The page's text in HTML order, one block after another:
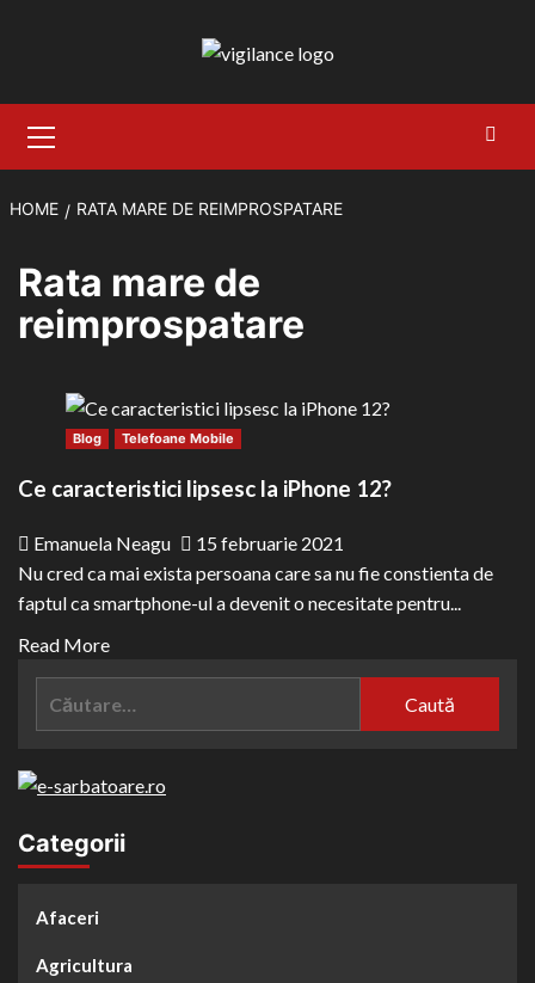
Menu
HOME RATA MARE DE REIMPROSPATARE
Rata mare de
reimprospatare
Blog Telefoane Mobile
Ce caracteristici lipsesc la iPhone 12?
Emanuela Neagu
15 februarie 2021
Nu cred ca mai exista persoana care sa nu fie constienta de
faptul ca smartphone-ul a devenit o necesitate pentru...
Read MoreRead
more
about
Ce
lipsesc
iPhone
Categorii
Afaceri
Agricultura